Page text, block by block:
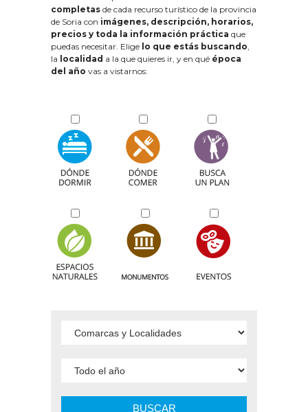
completas de cada recurso turístico de la provincia
de Soria con imágenes, descripción, horarios,
precios y toda la información práctica que
puedas necesitar. Elige lo que estás buscando,
la localidad a la que quieres ir, y en qué época
del año vas a vistarnos:
BUSCAR